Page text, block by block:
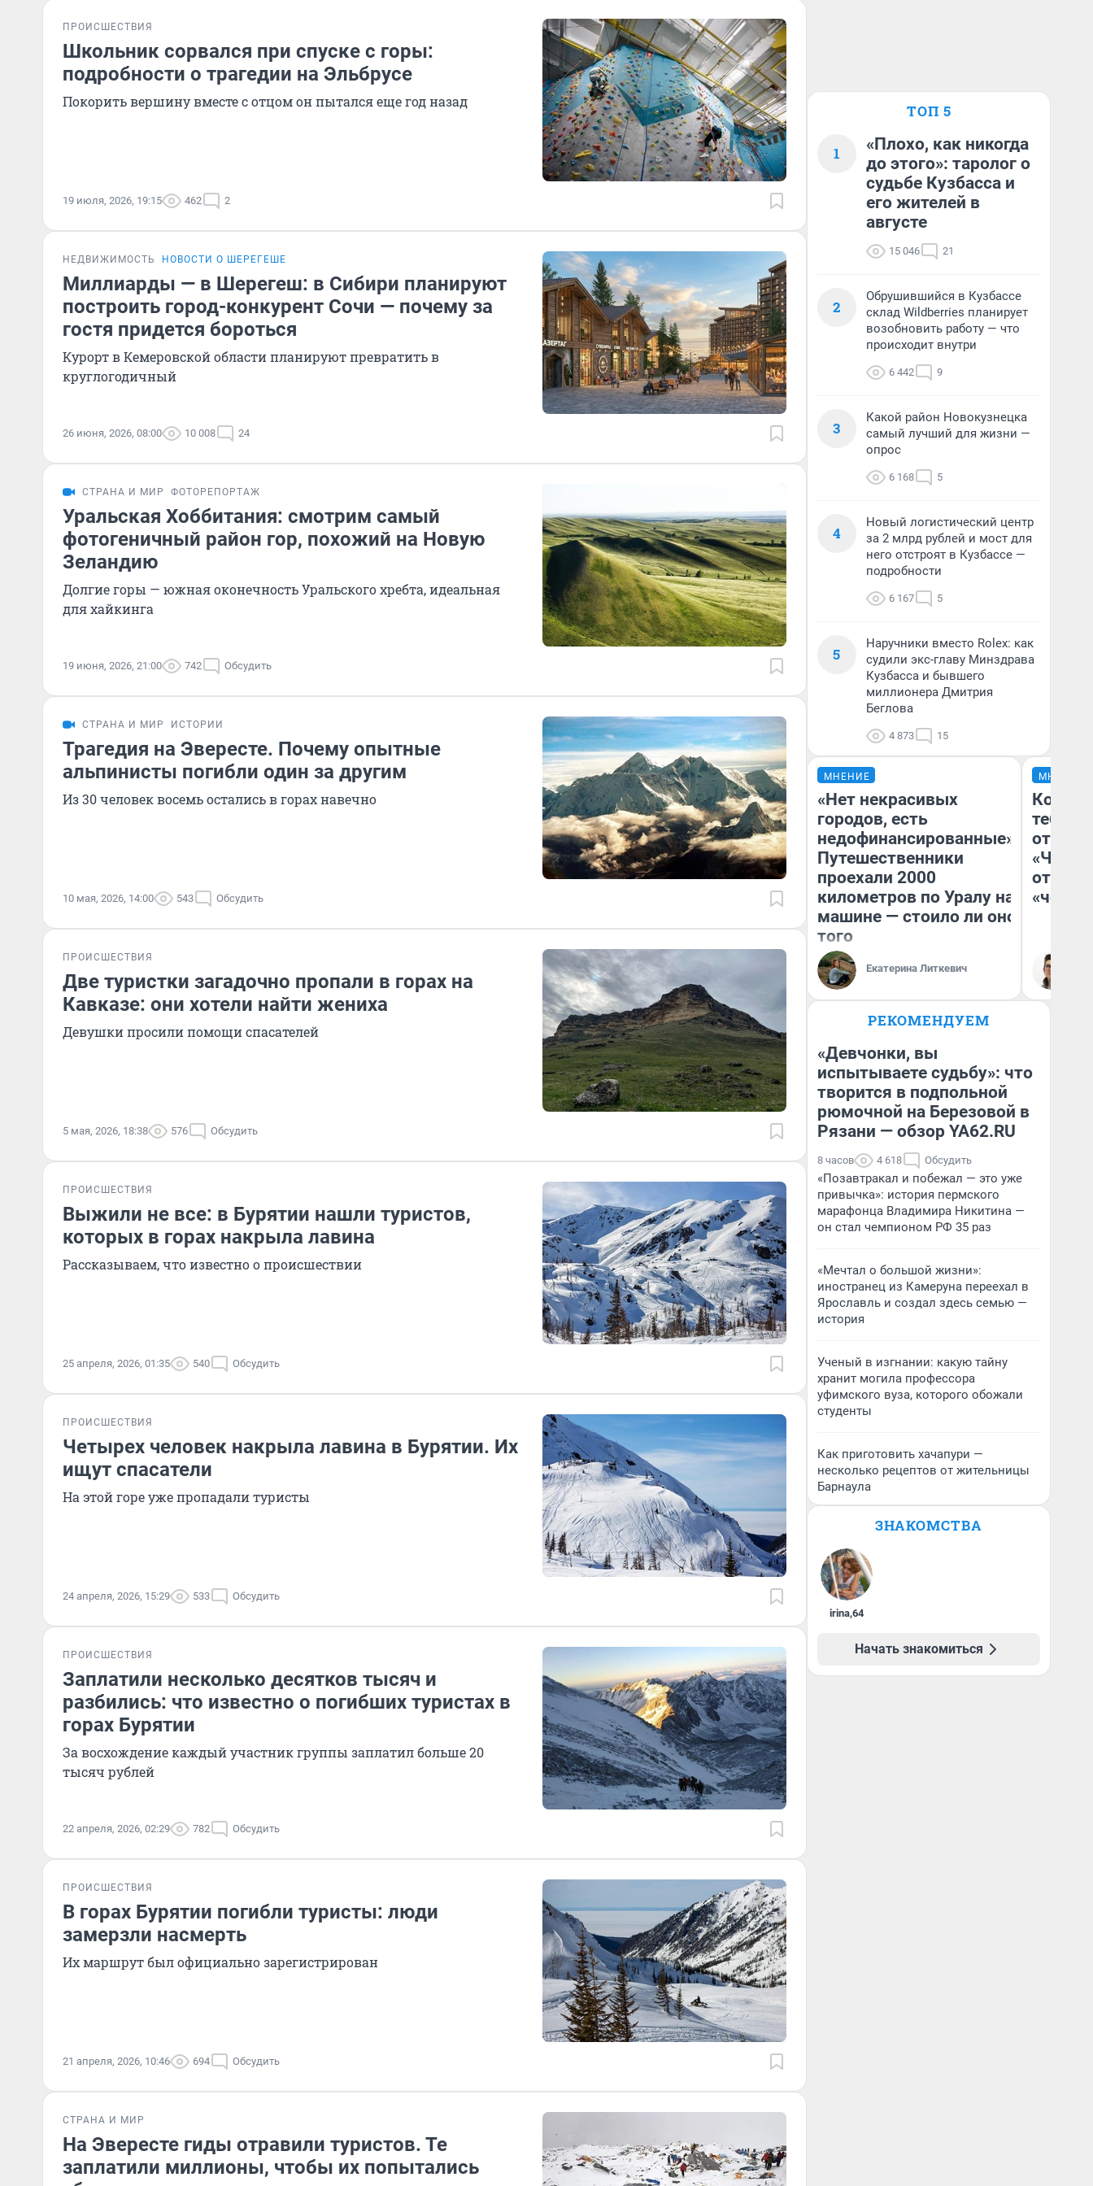
ПРОИСШЕСТВИЯ
Школьник сорвался при спуске с горы:
подробности о трагедии на Эльбрусе
Покорить вершину вместе с отцом он пытался еще год назад
19 июля, 2026, 19:15 462 2
НЕДВИЖИМОСТЬ НОВОСТИ О ШЕРЕГЕШЕ
Миллиарды — в Шерегеш: в Сибири планируют
построить город-конкурент Сочи — почему за
гостя придется бороться
Курорт в Кемеровской области планируют превратить в
круглогодичный
26 июня, 2026, 08:00 10 008 24
СТРАНА И МИР ФОТОРЕПОРТАЖ
Уральская Хоббитания: смотрим самый
фотогеничный район гор, похожий на Новую
Зеландию
Долгие горы — южная оконечность Уральского хребта, идеальная
для хайкинга
19 июня, 2026, 21:00 742 Обсудить
СТРАНА И МИР ИСТОРИИ
Трагедия на Эвересте. Почему опытные
альпинисты погибли один за другим
Из 30 человек восемь остались в горах навечно
10 мая, 2026, 14:00 543 Обсудить
ПРОИСШЕСТВИЯ
Две туристки загадочно пропали в горах на
Кавказе: они хотели найти жениха
Девушки просили помощи спасателей
5 мая, 2026, 18:38 576 Обсудить
ПРОИСШЕСТВИЯ
Выжили не все: в Бурятии нашли туристов,
которых в горах накрыла лавина
Рассказываем, что известно о происшествии
25 апреля, 2026, 01:35 540 Обсудить
ПРОИСШЕСТВИЯ
Четырех человек накрыла лавина в Бурятии. Их
ищут спасатели
На этой горе уже пропадали туристы
24 апреля, 2026, 15:29 533 Обсудить
ПРОИСШЕСТВИЯ
Заплатили несколько десятков тысяч и
разбились: что известно о погибших туристах в
горах Бурятии
За восхождение каждый участник группы заплатил больше 20
тысяч рублей
22 апреля, 2026, 02:29 782 Обсудить
ПРОИСШЕСТВИЯ
В горах Бурятии погибли туристы: люди
замерзли насмерть
Их маршрут был официально зарегистрирован
21 апреля, 2026, 10:46 694 Обсудить
СТРАНА И МИР
На Эвересте гиды отравили туристов. Те
заплатили миллионы, чтобы их попытались
ТОП 5
1
«Плохо, как никогда
до этого»: таролог о
судьбе Кузбасса и
его жителей в
августе
15 046 21
2
Обрушившийся в Кузбассе
склад Wildberries планирует
возобновить работу — что
происходит внутри
6 442 9
3
Какой район Новокузнецка
самый лучший для жизни —
опрос
6 168 5
4
Новый логистический центр
за 2 млрд рублей и мост для
него отстроят в Кузбассе —
подробности
6 167 5
5
Наручники вместо Rolex: как
судили экс-главу Минздрава
Кузбасса и бывшего
миллионера Дмитрия
Беглова
4 873 15
МНЕНИЕ
«Нет некрасивых
городов, есть
недофинансированные».
Путешественники
проехали 2000
километров по Уралу на
машине — стоило ли оно
того
Екатерина Литкевич
МНЕНИЕ
тебя
отзыв
РЕКОМЕНДУЕМ
«Девчонки, вы
испытываете судьбу»: что
творится в подпольной
рюмочной на Березовой в
Рязани — обзор YA62.RU
8 часов 4 618 Обсудить
«Позавтракал и побежал — это уже
привычка»: история пермского
марафонца Владимира Никитина —
он стал чемпионом РФ 35 раз
«Мечтал о большой жизни»:
иностранец из Камеруна переехал в
Ярославль и создал здесь семью —
история
Ученый в изгнании: какую тайну
хранит могила профессора
уфимского вуза, которого обожали
студенты
Как приготовить хачапури —
несколько рецептов от жительницы
Барнаула
ЗНАКОМСТВА
irina,64
Начать знакомиться